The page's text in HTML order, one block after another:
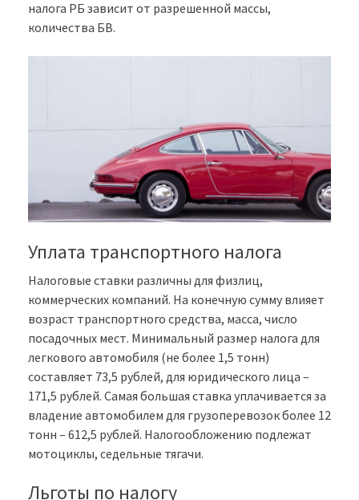
налога РБ зависит от разрешенной массы,
количества БВ.
Уплата транспортного налога
Налоговые ставки различны для физлиц,
коммерческих компаний. На конечную сумму влияет
возраст транспортного средства, масса, число
посадочных мест. Минимальный размер налога для
легкового автомобиля (не более 1,5 тонн)
составляет 73,5 рублей, для юридического лица –
171,5 рублей. Самая большая ставка уплачивается за
владение автомобилем для грузоперевозок более 12
тонн – 612,5 рублей. Налогообложению подлежат
мотоциклы, седельные тягачи.
Льготы по налогу